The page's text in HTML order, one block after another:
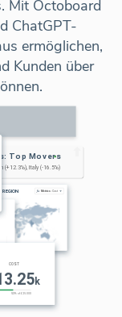
Mit Octoboard
ChatGPT-
ermöglichen,
Kunden über